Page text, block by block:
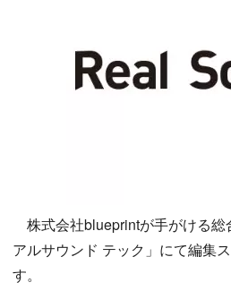
株式会社blueprintが手がける総
アルサウンド テック」にて編集
す。